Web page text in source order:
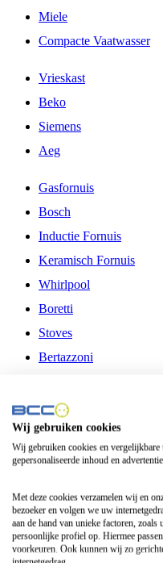
Miele
Compacte Vaatwasser
Vrieskast
Beko
Siemens
Aeg
Gasfornuis
Bosch
Inductie Fornuis
Keramisch Fornuis
Whirlpool
Boretti
Stoves
Bertazzoni
Fitelli
Airfryer
Frituurpan
Contactgrill
Broodbakmachine
Broodrooster
Wij gebruiken cookies
Wij gebruiken cookies en vergelijkbare
gepersonaliseerde inhoud en
Met deze cookies verzamelen wij en
bezoeker en volgen we uw
aan de hand van unieke factoren,
persoonlijke profiel op. Hiermee
voorkeuren. Ook kunnen wij zo